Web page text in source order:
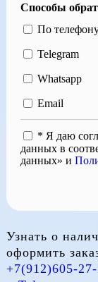
Способы
По
Telegram
Whatsapp
Email
* Я даю
данных в
данных» и
Узнать о
оформить
+7(912)605-